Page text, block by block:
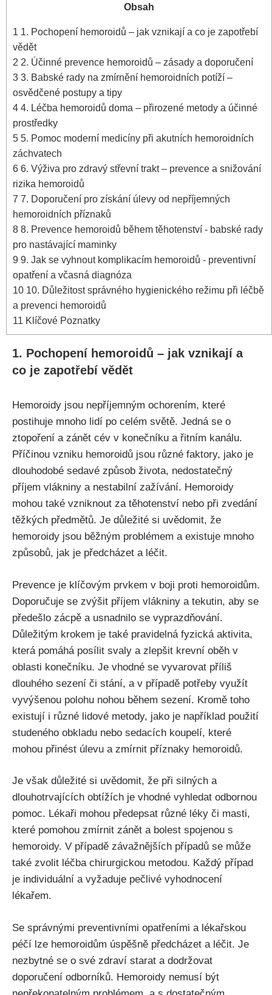
Obsah
1 1. Pochopení⁢ hemoroidů – jak vznikají a co je ⁣zapotřebí
vědět
2 2. Účinné prevence ⁤hemoroidů – zásady a doporučení
3 3. Babské rady na zmírnění hemoroidních​ potíží –
osvědčené postupy a tipy
4 4.‍ Léčba‌ hemoroidů doma – přirozené metody a‌ účinné
prostředky
5 5. Pomoc moderní medicíny při akutních‍ hemoroidních
⁤záchvatech
6 6. Výživa pro‍ zdravý střevní trakt – prevence a snižování
rizika⁣ hemoroidů
7 7. Doporučení pro⁤ získání úlevy od nepříjemných
hemoroidních příznaků
8 8. ‍Prevence hemoroidů během ‌těhotenství -⁤ babské rady
pro nastávající maminky
9 9. Jak ⁢se‍ vyhnout komplikacím hemoroidů ⁤- preventivní
opatření a včasná diagnóza
10 10. Důležitost správného​ hygienického režimu při léčbě
a prevenci hemoroidů
11 Klíčové Poznatky
1. Pochopení⁢ hemoroidů – jak vznikají a
co je ⁣zapotřebí vědět
Hemoroidy jsou nepříjemným ochorením, které
postihuje mnoho lidí po celém světě.⁢ Jedná se o
ztopoření a zánět cév v konečníku a řitním kanálu.
Příčinou ⁤vzniku hemoroidů jsou⁢ různé faktory, ‌jako je
dlouhodobé ⁣sedavé⁢ způsob života, nedostatečný
příjem ‌vlákniny a nestabilní zažívání. Hemoroidy
mohou také vzniknout za těhotenství nebo při⁢ zvedání
těžkých předmětů.​ Je‍ důležité si uvědomit, že
hemoroidy jsou běžným‌ problémem a⁣ existuje mnoho
‍způsobů, ⁤jak je předcházet‍ a léčit.
Prevence je klíčovým prvkem v boji proti hemoroidům.‍
Doporučuje se zvýšit ⁣příjem vlákniny a tekutin, aby se
‌předešlo zácpě a usnadnilo se vyprazdňování.
Důležitým⁤ krokem je také pravidelná fyzická aktivita,
která pomáhá posílit svaly a zlepšit⁢ krevní ⁢oběh v
⁢oblasti konečníku. Je vhodné ​se vyvarovat příliš
dlouhého ‌sezení či stání, a v případě⁤ potřeby využít
vyvýšenou polohu‍ nohou ‌během sezení. Kromě toho
existují i ​různé lidové metody, ⁣jako je například použití
studeného obkladu nebo sedacích koupelí, které
mohou ‍přinést​ úlevu a zmírnit příznaky hemoroidů.
Je však důležité si uvědomit, že při silných a
dlouhotrvajících obtížích je vhodné vyhledat odbornou
pomoc. Lékaři mohou‍ předepsat různé léky či masti,
které pomohou zmírnit zánět a bolest spojenou s
hemoroidy. V případě závažnějších případů se může
také zvolit léčba chirurgickou metodou. Každý případ
⁣je individuální a vyžaduje pečlivé vyhodnocení
lékařem.
Se správnými ‌preventivními opatřeními a lékařskou
péčí lze​ hemoroidům úspěšně předcházet a léčit. Je
nezbytné se o své ‍zdraví starat a dodržovat​
doporučení ‍odborníků. Hemoroidy nemusí být